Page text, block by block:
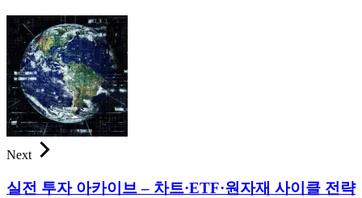
Next
실전 투자 아카이브 – 차트·ETF·원자재 사이클 전략